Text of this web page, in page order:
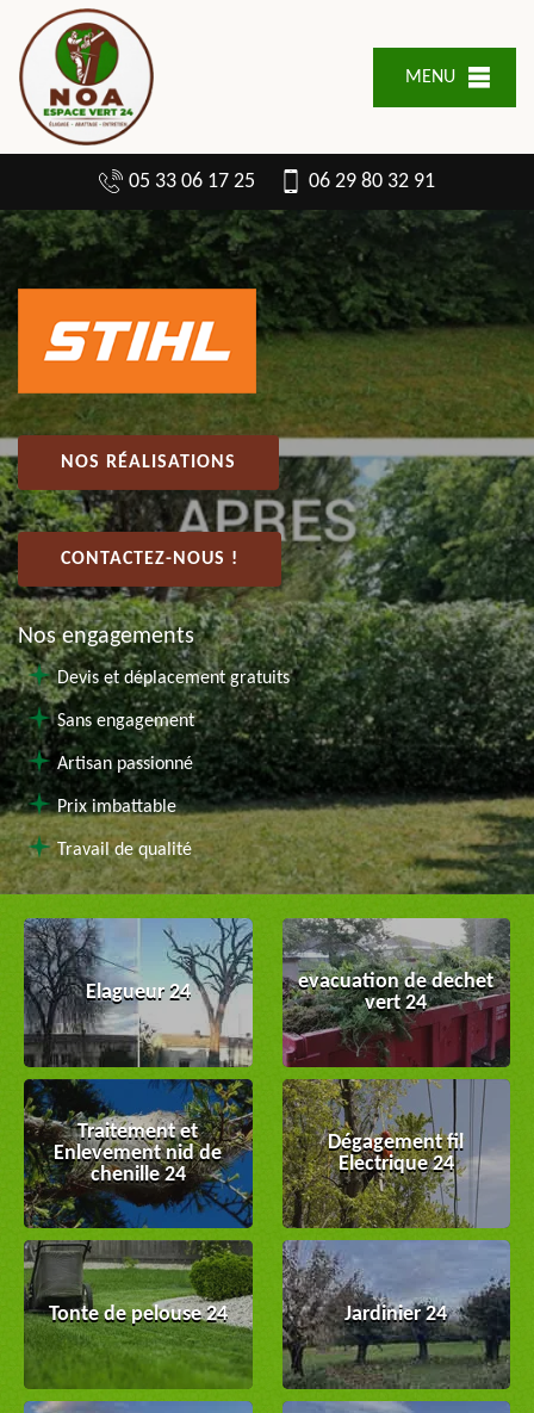
MENU
05 33 06 17 25 06 29 80 32 91
NOS RÉALISATIONS
CONTACTEZ-NOUS !
Nos engagements
Devis et déplacement gratuits
Sans engagement
Artisan passionné
Prix imbattable
Travail de qualité
Elagueur 24
evacuation de dechet
vert 24
Traitement et
Enlevement nid de
chenille 24
Dégagement fil
Electrique 24
Tonte de pelouse 24 Jardinier 24